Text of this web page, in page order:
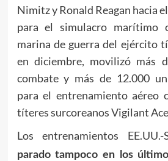
Nimitz y Ronald Reagan hacia
para el simulacro marítimo
marina de guerra del ejército
en diciembre, movilizó más
combate y más de 12.000
para el entrenamiento aéreo
títeres surcoreanos Vigilant
Los entrenamientos EE.UU.-
parado tampoco en los